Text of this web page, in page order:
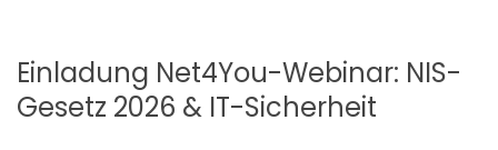
Einladung Net4You-Webinar: NIS-
Gesetz 2026 & IT-Sicherheit